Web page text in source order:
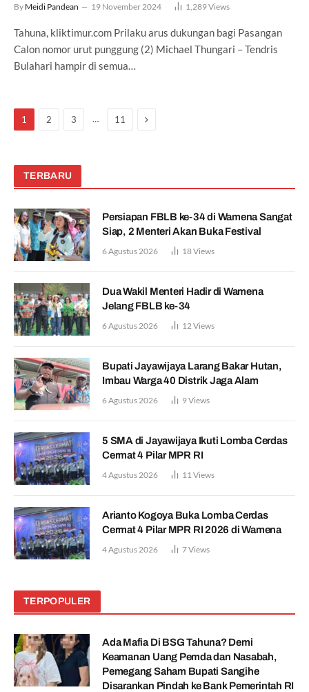
By Meidi Pandean 19 November 2024 1,289Views
Tahuna, kliktimur.com Prilaku arus dukungan bagi Pasangan
Calon nomor urut punggung (2) Michael Thungari – Tendris
Bulahari hampir di semua…
1 2 3 … 11 Next
TERBARU
Persiapan FBLB ke-34 di Wamena Sangat
Siap, 2 Menteri Akan Buka Festival
6 Agustus 2026 18Views
Dua Wakil Menteri Hadir di Wamena
Jelang FBLB ke-34
6 Agustus 2026 12 Views
Bupati Jayawijaya Larang Bakar Hutan,
Imbau Warga 40 Distrik Jaga Alam
6 Agustus 2026 9Views
5 SMA di Jayawijaya Ikuti Lomba Cerdas
Cermat 4 Pilar MPR RI
4 Agustus 2026 11 Views
Arianto Kogoya Buka Lomba Cerdas
Cermat 4 Pilar MPR RI 2026 di Wamena
4 Agustus 2026 7Views
TERPOPULER
Ada Mafia Di BSG Tahuna? Demi
Keamanan Uang Pemda dan Nasabah,
Pemegang Saham Bupati Sangihe
Disarankan Pindah ke Bank Pemerintah RI